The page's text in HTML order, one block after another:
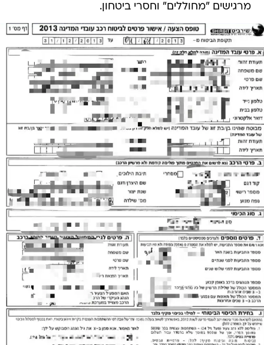
מרגישים "מחוללים" וחסרי ביטחון.